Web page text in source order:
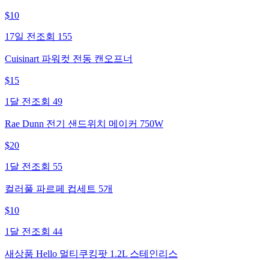
$10
17일 전 조회 155
Cuisinart 파워컷 전동 캔오프너
$15
1달 전 조회 49
Rae Dunn 전기 샌드위치 메이커 750W
$20
1달 전 조회 55
컬러풀 파르페 컵세트 5개
$10
1달 전 조회 44
새상품 Hello 멀티쿠킹팟 1.2L 스테인리스